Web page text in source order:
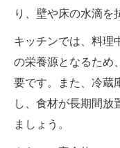
り、壁や床の水滴を
キッチンでは、料理
の栄養源となるため
要です。また、冷蔵
し、食材が長期間放
ましょう。